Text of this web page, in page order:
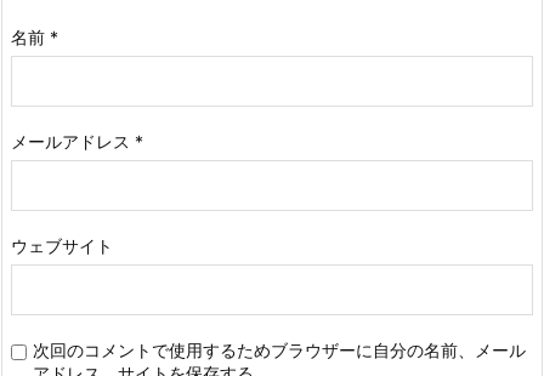
名前 *
メールアドレス *
ウェブサイト
次回のコメントで使用するためブラウザーに自分の名前、メール